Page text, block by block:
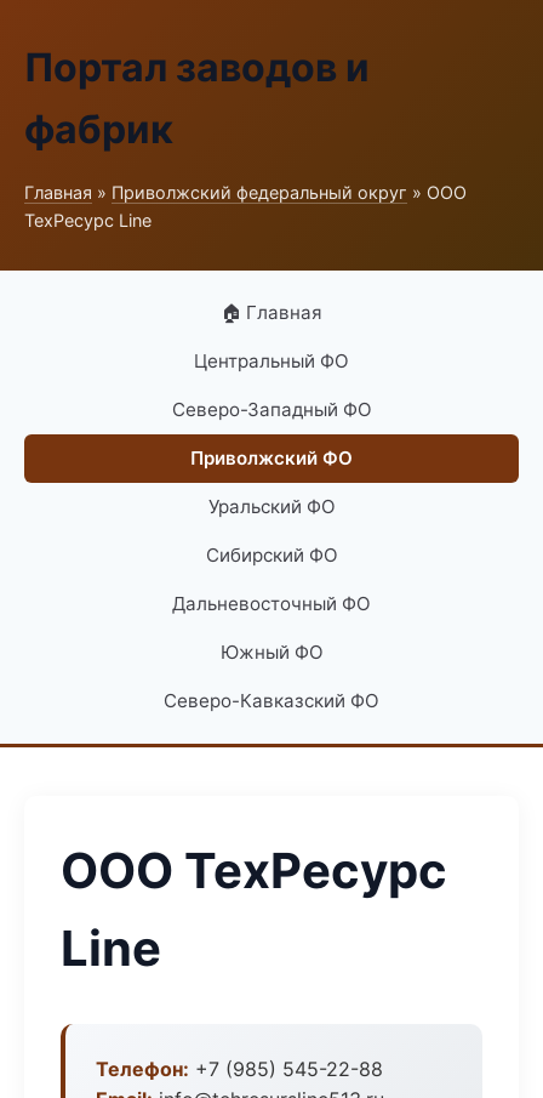
Портал заводов и
фабрик
Главная » Приволжский федеральный округ » ООО
ТехРесурс Line
🏠 Главная
Центральный ФО
Северо-Западный ФО
Приволжский ФО
Уральский ФО
Сибирский ФО
Дальневосточный ФО
Южный ФО
Северо-Кавказский ФО
ООО ТехРесурс
Line
Телефон: +7 (985) 545-22-88